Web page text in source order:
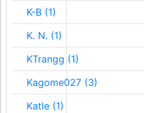
K-B (1)
K. N. (1)
KTrangg (1)
Kagome027 (3)
Katle (1)